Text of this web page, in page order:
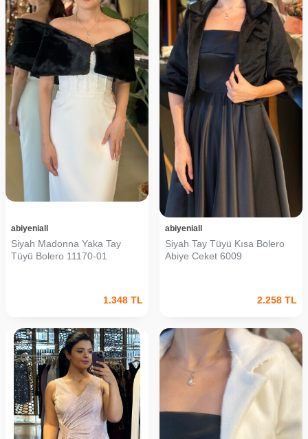
abiyeniall
Siyah Madonna Yaka Tay
Tüyü Bolero 11170-01
1.348 TL
abiyeniall
Siyah Tay Tüyü Kısa Bolero
Abiye Ceket 6009
2.258 TL